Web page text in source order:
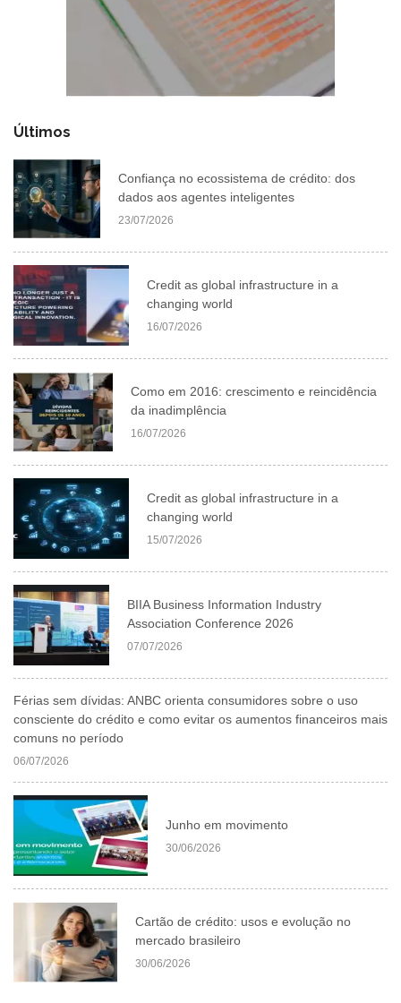
Últimos
Confiança no ecossistema de crédito: dos
dados aos agentes inteligentes
23/07/2026
Credit as global infrastructure in a
changing world
16/07/2026
Como em 2016: crescimento e reincidência
da inadimplência
16/07/2026
Credit as global infrastructure in a
changing world
15/07/2026
BIIA Business Information Industry
Association Conference 2026
07/07/2026
Férias sem dívidas: ANBC orienta consumidores sobre o uso
consciente do crédito e como evitar os aumentos financeiros mais
comuns no período
06/07/2026
Junho em movimento
30/06/2026
Cartão de crédito: usos e evolução no
mercado brasileiro
30/06/2026